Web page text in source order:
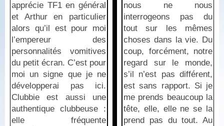
apprécie TF1 en général
et Arthur en particulier
alors qu’il est pour moi
l’empereur des
personnalités vomitives
du petit écran. C’est pour
moi un signe que je ne
développerai pas ici.
Clubbie est aussi une
authentique clubbeuse :
elle fréquente
nous ne nous
interrogeons pas du
tout sur les mêmes
choses dans la vie. Du
coup, forcément, notre
regard sur le monde,
s’il n’est pas différent,
est sans rapport. Si je
me prends beaucoup la
tête, elle, elle ne se la
prend pas du tout. Au